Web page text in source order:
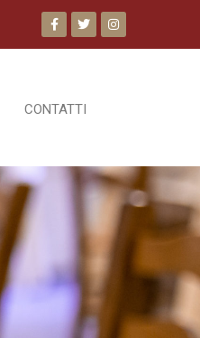
CONTATTI